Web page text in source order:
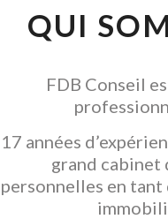
QUI
FDB Conseil
17 années
grand cabinet
personnelles en tant